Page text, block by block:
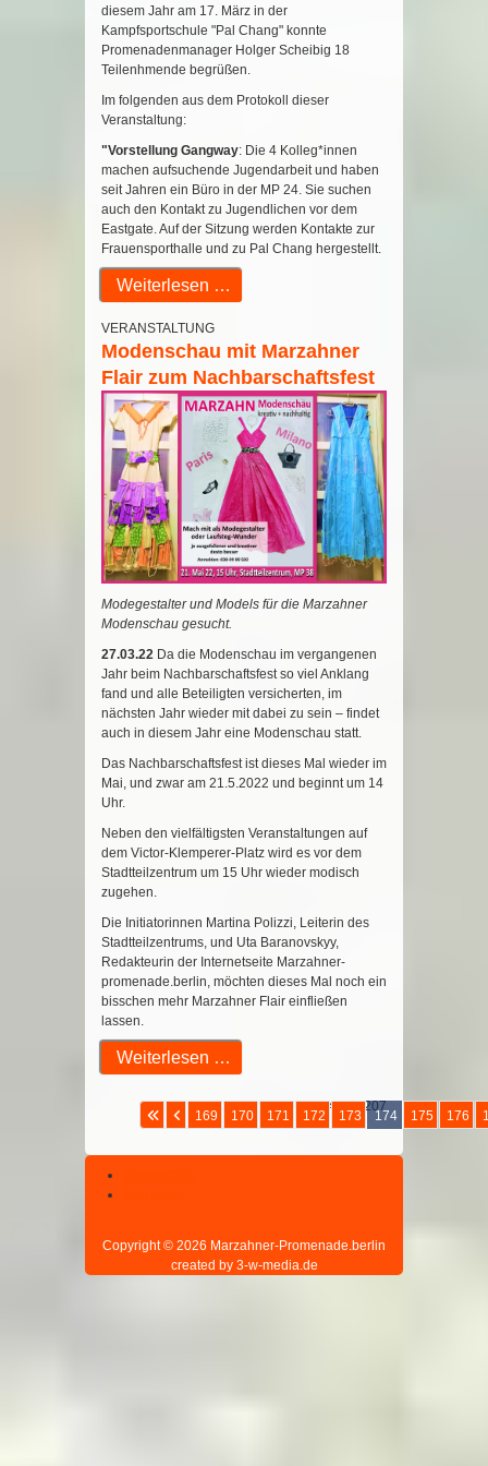
diesem Jahr am 17. März in der
Kampfsportschule "Pal Chang" konnte
Promenadenmanager Holger Scheibig 18
Teilenhmende begrüßen.
Im folgenden aus dem Protokoll dieser
Veranstaltung:
"Vorstellung Gangway: Die 4 Kolleg*innen
machen aufsuchende Jugendarbeit und haben
seit Jahren ein Büro in der MP 24. Sie suchen
auch den Kontakt zu Jugendlichen vor dem
Eastgate. Auf der Sitzung werden Kontakte zur
Frauensporthalle und zu Pal Chang hergestellt.
Weiterlesen …
VERANSTALTUNG
Modenschau mit Marzahner
Flair zum Nachbarschaftsfest
Modegestalter und Models für die Marzahner
Modenschau gesucht.
27.03.22 Da die Modenschau im vergangenen
Jahr beim Nachbarschaftsfest so viel Anklang
fand und alle Beteiligten versicherten, im
nächsten Jahr wieder mit dabei zu sein – findet
auch in diesem Jahr eine Modenschau statt.
Das Nachbarschaftsfest ist dieses Mal wieder im
Mai, und zwar am 21.5.2022 und beginnt um 14
Uhr.
Neben den vielfältigsten Veranstaltungen auf
dem Victor-Klemperer-Platz wird es vor dem
Stadtteilzentrum um 15 Uhr wieder modisch
zugehen.
Die Initiatorinnen Martina Polizzi, Leiterin des
Stadtteilzentrums, und Uta Baranovskyy,
Redakteurin der Internetseite Marzahner-
promenade.berlin, möchten dieses Mal noch ein
bisschen mehr Marzahner Flair einfließen
lassen.
Weiterlesen …
Seite 174 von 207
169 170 171 172 173 174 175 176
Copyright © 2026 Marzahner-Promenade.berlin
created by 3-w-media.de